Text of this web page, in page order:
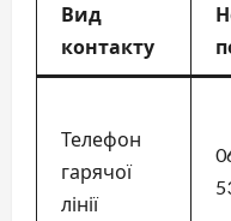
Вид
контакту
Телефон
гарячої
лінії